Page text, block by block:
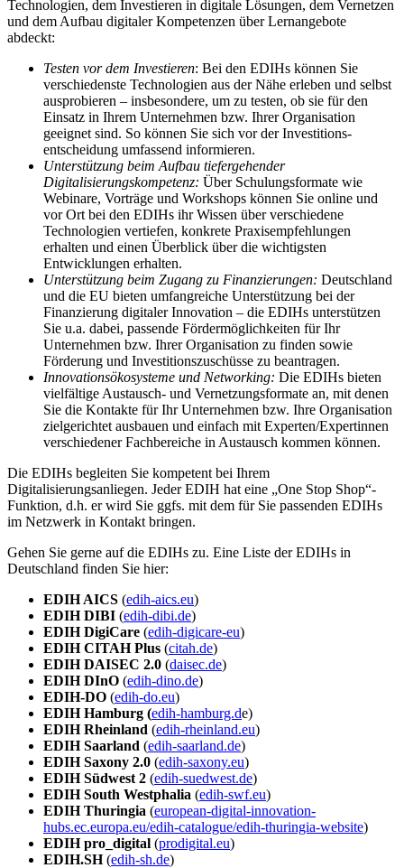
Technologien, dem Investieren in digitale Lösungen, dem Vernetzen
und dem Aufbau digitaler Kompetenzen über Lernangebote
abdeckt:
Testen vor dem Investieren: Bei den EDIHs können Sie
verschiedenste Technologien aus der Nähe erleben und selbst
ausprobieren – insbesondere, um zu testen, ob sie für den
Einsatz in Ihrem Unternehmen bzw. Ihrer Organisation
geeignet sind. So können Sie sich vor der Investitions-
entscheidung umfassend informieren.
Unterstützung beim Aufbau tiefergehender
Digitalisierungskompetenz: Über Schulungsformate wie
Webinare, Vorträge und Workshops können Sie online und
vor Ort bei den EDIHs ihr Wissen über verschiedene
Technologien vertiefen, konkrete Praxisempfehlungen
erhalten und einen Überblick über die wichtigsten
Entwicklungen erhalten.
Unterstützung beim Zugang zu Finanzierungen: Deutschland
und die EU bieten umfangreiche Unterstützung bei der
Finanzierung digitaler Innovation – die EDIHs unterstützen
Sie u.a. dabei, passende Fördermöglichkeiten für Ihr
Unternehmen bzw. Ihrer Organisation zu finden sowie
Förderung und Investitionszuschüsse zu beantragen.
Innovationsökosysteme und Networking: Die EDIHs bieten
vielfältige Austausch- und Vernetzungsformate an, mit denen
Sie die Kontakte für Ihr Unternehmen bzw. Ihre Organisation
zielgerichtet ausbauen und einfach mit Experten/Expertinnen
verschiedener Fachbereiche in Austausch kommen können.
Die EDIHs begleiten Sie kompetent bei Ihrem
Digitalisierungsanliegen. Jeder EDIH hat eine „One Stop Shop“-
Funktion, d.h. er wird Sie ggfs. mit dem für Sie passenden EDIHs
im Netzwerk in Kontakt bringen.
Gehen Sie gerne auf die EDIHs zu. Eine Liste der EDIHs in
Deutschland finden Sie hier:
EDIH AICS (edih-aics.eu)
EDIH DIBI (edih-dibi.de)
EDIH DigiCare (edih-digicare-eu)
EDIH CITAH Plus (citah.de)
EDIH DAISEC 2.0 (daisec.de)
EDIH DInO (edih-dino.de)
EDIH-DO (edih-do.eu)
EDIH Hamburg (edih-hamburg.de)
EDIH Rheinland (edih-rheinland.eu)
EDIH Saarland (edih-saarland.de)
EDIH Saxony 2.0 (edih-saxony.eu)
EDIH Südwest 2 (edih-suedwest.de)
EDIH South Westphalia (edih-swf.eu)
EDIH Thuringia (european-digital-innovation-
hubs.ec.europa.eu/edih-catalogue/edih-thuringia-website)
EDIH pro_digital (prodigital.eu)
EDIH.SH(edih-sh.de)